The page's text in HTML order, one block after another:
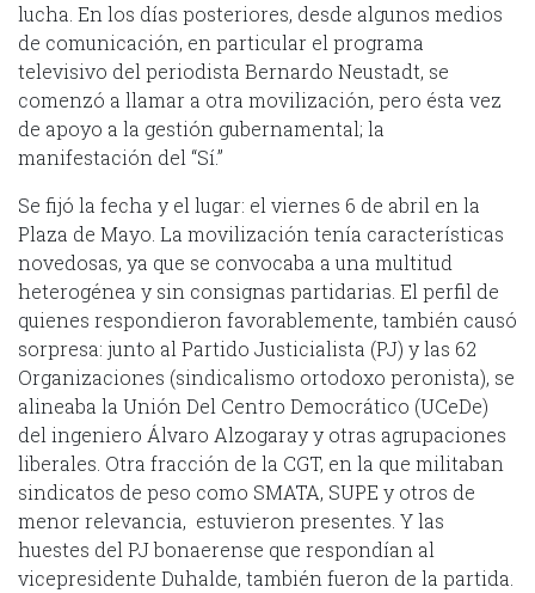
lucha. En los días posteriores, desde algunos medios
de comunicación, en particular el programa
televisivo del periodista Bernardo Neustadt, se
comenzó a llamar a otra movilización, pero ésta vez
de apoyo a la gestión gubernamental; la
manifestación del “Sí.”
Se fijó la fecha y el lugar: el viernes 6 de abril en la
Plaza de Mayo. La movilización tenía características
novedosas, ya que se convocaba a una multitud
heterogénea y sin consignas partidarias. El perfil de
quienes respondieron favorablemente, también causó
sorpresa: junto al Partido Justicialista (PJ) y las 62
Organizaciones (sindicalismo ortodoxo peronista), se
alineaba la Unión Del Centro Democrático (UCeDe)
del ingeniero Álvaro Alzogaray y otras agrupaciones
liberales. Otra fracción de la CGT, en la que militaban
sindicatos de peso como SMATA, SUPE y otros de
menor relevancia, estuvieron presentes. Y las
huestes del PJ bonaerense que respondían al
vicepresidente Duhalde, también fueron de la partida.